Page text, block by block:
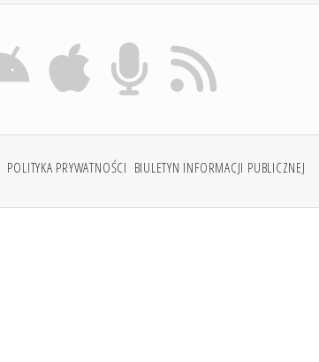
POLITYKA PRYWATNOŚCI BIULETYN INFORMACJI PUBLICZNEJ